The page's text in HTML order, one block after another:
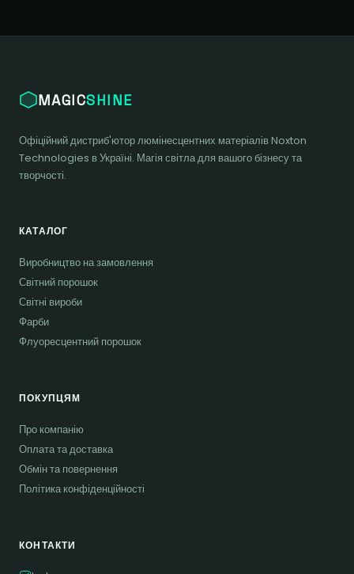
MAGICSHINE
Офіційний дистриб'ютор люмінесцентних матеріалів Noxton
Technologies в Україні. Магія світла для вашого бізнесу та
творчості.
КАТАЛОГ
Виробництво на замовлення
Світний порошок
Світні вироби
Фарби
Флуоресцентний порошок
ПОКУПЦЯМ
Про компанію
Оплата та доставка
Обмін та повернення
Політика конфіденційності
КОНТАКТИ